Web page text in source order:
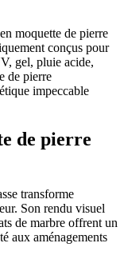
moquette de pierre
conçus pour
gel, pluie acide,
de pierre
impeccable
de pierre
transforme
Son rendu visuel
de marbre offrent un
aux aménagements